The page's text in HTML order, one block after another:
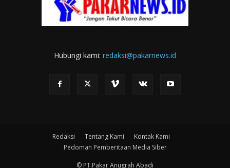
Hubungi kami: redaksi@pakarnews.id
Redaksi Tentang Kami
Kontak Kami
Pedoman Pemberitaan Media Siber
© PT.Pakar Anugrah Abadi